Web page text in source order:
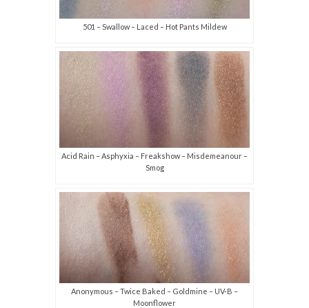
501 – Swallow – Laced – Hot Pants Mildew
Acid Rain – Asphyxia – Freakshow – Misdemeanour –
Smog
Anonymous – Twice Baked – Goldmine – UV-B –
Moonflower